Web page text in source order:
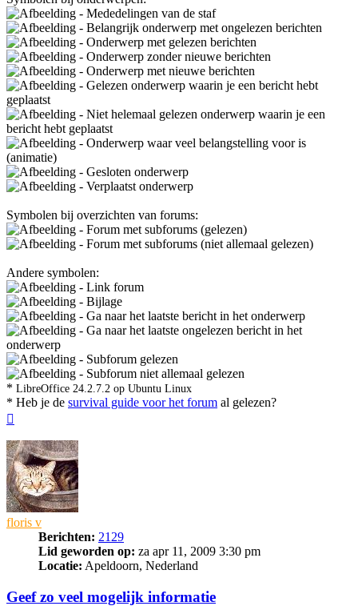
- Mededelingen van de staf
- Belangrijk onderwerp met ongelezen berichten
- Onderwerp met gelezen berichten
- Onderwerp zonder nieuwe berichten
- Onderwerp met nieuwe berichten
- Gelezen onderwerp waarin je een bericht hebt
geplaatst
- Niet helemaal gelezen onderwerp waarin je een
bericht hebt geplaatst
- Onderwerp waar veel belangstelling voor is
(animatie)
- Gesloten onderwerp
- Verplaatst onderwerp
Symbolen bij overzichten van forums:
- Forum met subforums (gelezen)
- Forum met subforums (niet allemaal gelezen)
Andere symbolen:
- Link forum
- Bijlage
- Ga naar het laatste bericht in het onderwerp
- Ga naar het laatste ongelezen bericht in het
onderwerp
- Subforum gelezen
- Subforum niet allemaal gelezen
* LibreOffice 24.2.7.2 op Ubuntu Linux
* Heb je de survival guide voor het forum al gelezen?
floris v
Berichten: 2129
Lid geworden op: za apr 11, 2009 3:30 pm
Locatie: Apeldoorn, Nederland
Geef zo veel mogelijk informatie